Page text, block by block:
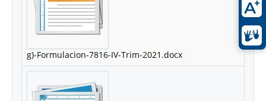
g)-Formulacion-7816-IV-Trim-2021.docx